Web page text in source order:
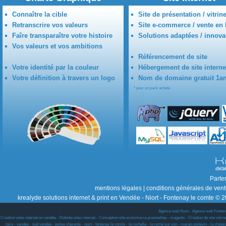
Connaître la cible
Retranscrire vos valeurs
Faîre transparaître votre histoire
Vos valeurs et vos ambitions
Votre identité par la couleur
Votre définition à travers un logo
Site de présentation /
Site e-commerce / vente en
Solutions adaptées /
Référencement de site
Hébergement de site
Nom de domaine gratuit
* pour un pack acheté
mentions légales
conditions générales de
krealyde solutions internet & print en Vendée - Niort - Fontenay le comte ©
Agence web Niort - Agence web
Création sites internet en vendée - Refonte sites internet - Conception site ecommerce prestashop - magento - Création de site
loire - vendée - sud vendée - poitou charente - niort - fontenay le comte - la rochelle - la roche sur yon - marais poitevin - la